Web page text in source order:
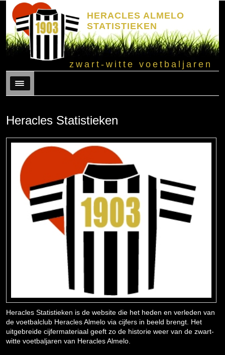
HERACLES ALMELO
STATISTIEKEN
zwart-witte voetbaljaren
Menu
Heracles Statistieken
Heracles Statistieken is de website die het heden en verleden van
de voetbalclub Heracles Almelo via cijfers in beeld brengt. Het
uitgebreide cijfermateriaal geeft zo de historie weer van de zwart-
witte voetbaljaren van Heracles Almelo.